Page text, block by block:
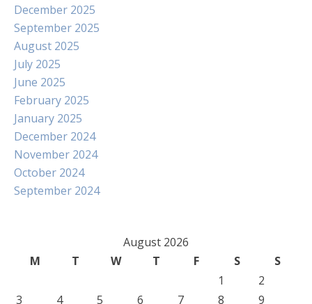
December 2025
September 2025
August 2025
July 2025
June 2025
February 2025
January 2025
December 2024
November 2024
October 2024
September 2024
August 2026
M
T W T F S
S
1
2
3
4 5 6 7 8 9